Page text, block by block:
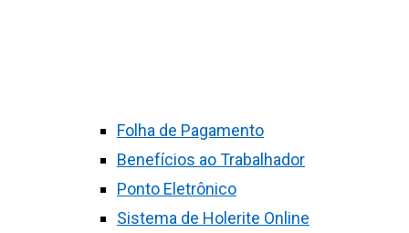
Folha de Pagamento
Benefícios ao Trabalhador
Ponto Eletrônico
Sistema de Holerite Online